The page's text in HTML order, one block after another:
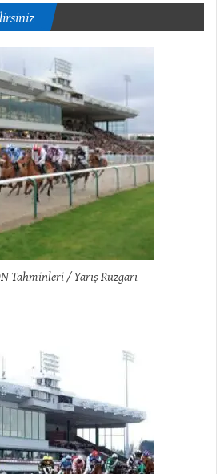
Tahminleri / Yarış Rüzgarı